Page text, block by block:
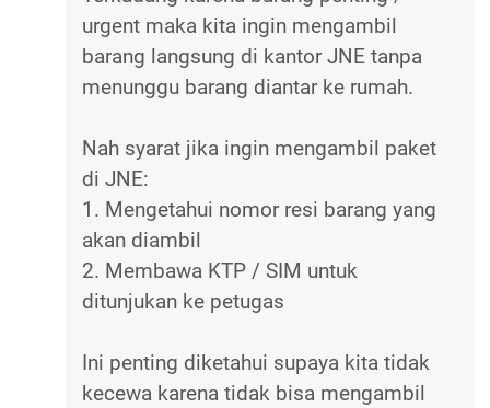
urgent maka kita ingin mengambil
barang langsung di kantor JNE tanpa
menunggu barang diantar ke rumah.
Nah syarat jika ingin mengambil paket
di JNE:
1. Mengetahui nomor resi barang yang
akan diambil
2. Membawa KTP / SIM untuk
ditunjukan ke petugas
Ini penting diketahui supaya kita tidak
kecewa karena tidak bisa mengambil